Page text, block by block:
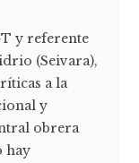
y referente
(Seivara),
a la
y
obrera
hay